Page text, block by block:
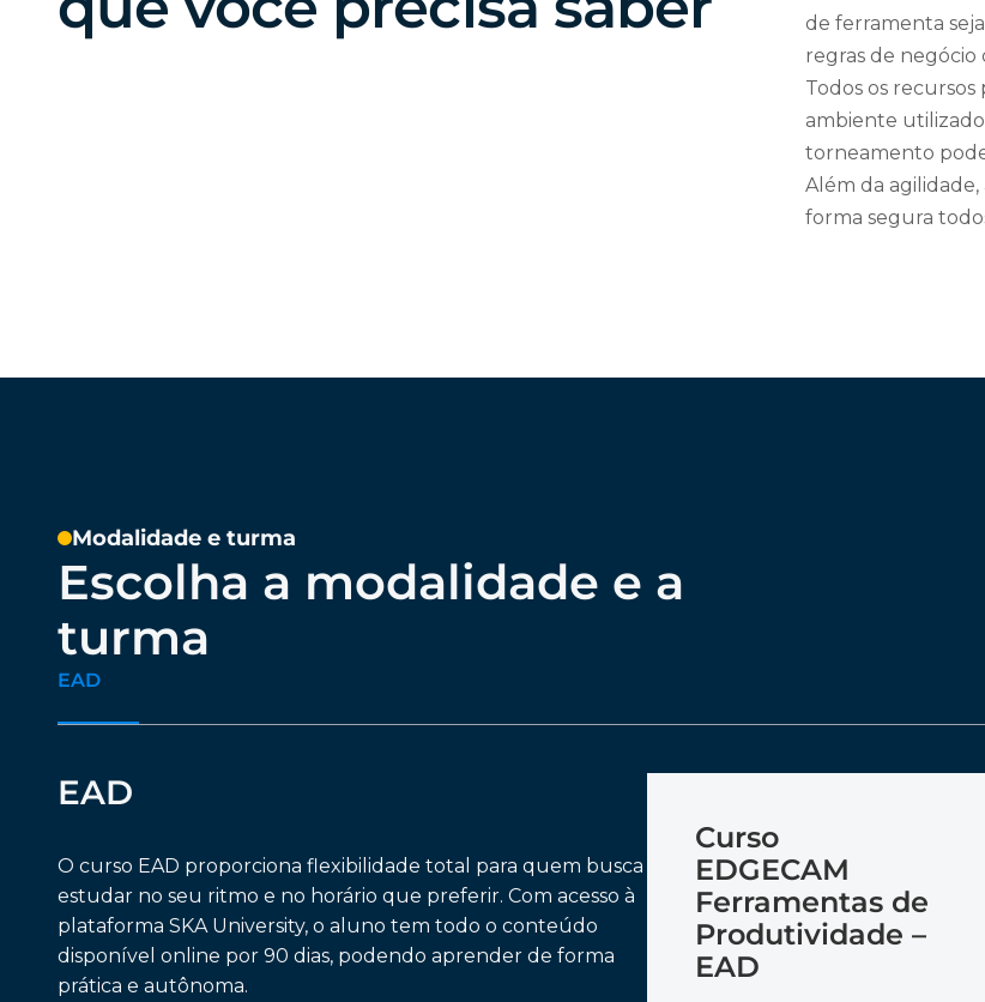
de ferramenta
regras de negócio
Todos os
ambiente
torneamento
Além da
forma segura
Modalidade e turma
Escolha a modalidade e a
turma
EAD
EAD
O curso EAD proporciona flexibilidade total para quem busca
estudar no seu ritmo e no horário que preferir. Com acesso à
plataforma SKA University, o aluno tem todo o conteúdo
disponível online por 90 dias, podendo aprender de forma
prática e autônoma.
Curso
EDGECAM
Ferramentas de
Produtividade –
EAD